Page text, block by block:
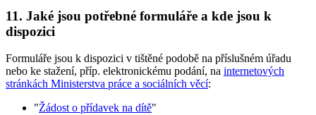
11. Jaké jsou potřebné formuláře a kde jsou k
dispozici
Formuláře jsou k dispozici v tištěné podobě na příslušném úřadu
nebo ke stažení, příp. elektronickému podání, na internetových
stránkách Ministerstva práce a sociálních věcí:
"Žádost o přídavek na dítě"